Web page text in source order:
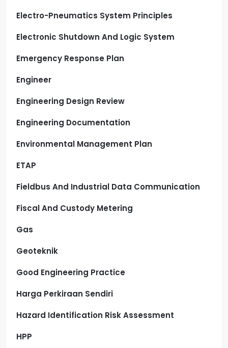
Electro-Pneumatics System Principles
Electronic Shutdown And Logic System
Emergency Response Plan
Engineer
Engineering Design Review
Engineering Documentation
Environmental Management Plan
ETAP
Fieldbus And Industrial Data Communication
Fiscal And Custody Metering
Gas
Geoteknik
Good Engineering Practice
Harga Perkiraan Sendiri
Hazard Identification Risk Assessment
HPP